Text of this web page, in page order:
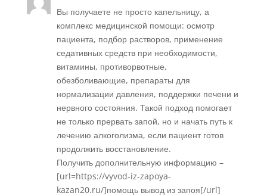
Вы получаете не просто капельницу, а
комплекс медицинской помощи: осмотр
пациента, подбор растворов, применение
седативных средств при необходимости,
витамины, противорвотные,
обезболивающие, препараты для
нормализации давления, поддержки печени и
нервного состояния. Такой подход помогает
не только прервать запой, но и начать путь к
лечению алкоголизма, если пациент готов
продолжить восстановление.
Получить дополнительную информацию –
[url=https://vyvod-iz-zapoya-
kazan20.ru/]помощь вывод из запоя[/url]